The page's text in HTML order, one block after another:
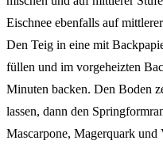
Eischnee ebenfalls auf
Den Teig in eine mit
füllen und im vorgeheizten
Minuten backen. Den Boden
lassen, dann den
Mascarpone, Magerquark